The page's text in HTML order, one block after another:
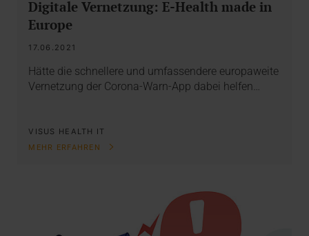
Digitale Vernetzung: E-Health made in
Europe
17.06.2021
Hätte die schnellere und umfassendere europaweite
Vernetzung der Corona-Warn-App dabei helfen…
VISUS HEALTH IT
MEHR ERFAHREN